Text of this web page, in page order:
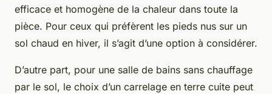
efficace et homogène de la chaleur dans toute la
pièce. Pour ceux qui préfèrent les pieds nus sur un
sol chaud en hiver, il s’agit d’une option à considérer.
D’autre part, pour une salle de bains sans chauffage
par le sol, le choix d’un carrelage en terre cuite peut